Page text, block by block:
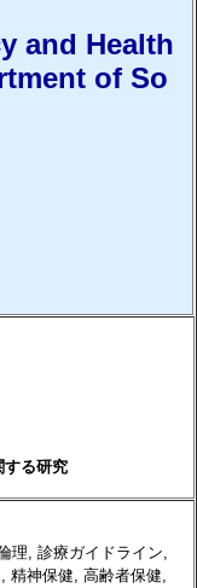
and Health
of So
する研究
理, 診療ガイドライン,
精神保健, 高齢者保健,